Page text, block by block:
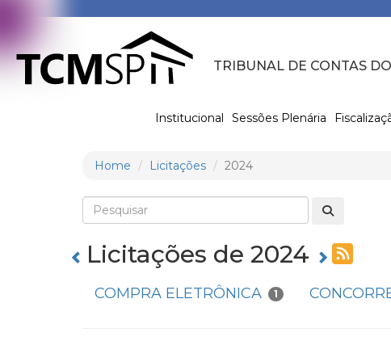
TRIBUNAL DE CONTAS
Institucional Sessões Plenária
Home Licitações 2024
Licitações de 2024
COMPRA ELETRÔNICA 1